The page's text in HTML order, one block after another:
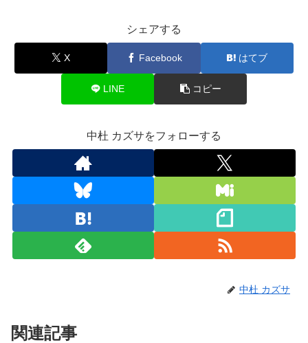
シェアする
X Facebook はてブ
LINE コピー
中杜 カズサをフォローする
中杜 カズサ
関連記事